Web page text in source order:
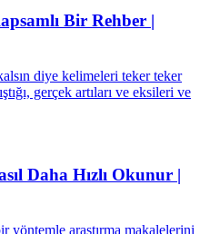
Bir Rehber |
diye kelimeleri teker teker
gerçek artıları ve eksileri ve
Daha Hızlı Okunur |
yöntemle araştırma makalelerini